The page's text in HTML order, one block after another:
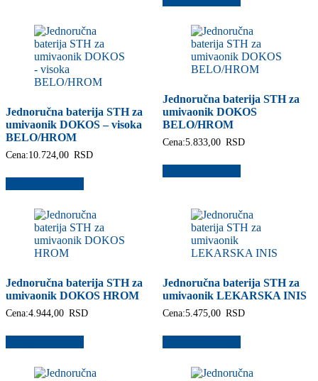
Jednoručna baterija STH za
umivaonik DOKOS – visoka
BELO/HROM
Cena:10.724,00 RSD
Jednoručna baterija STH za
umivaonik DOKOS
BELO/HROM
Cena:5.833,00 RSD
Jednoručna baterija STH za
umivaonik DOKOS HROM
Cena:4.944,00 RSD
Jednoručna baterija STH za
umivaonik LEKARSKA INIS
Cena:5.475,00 RSD